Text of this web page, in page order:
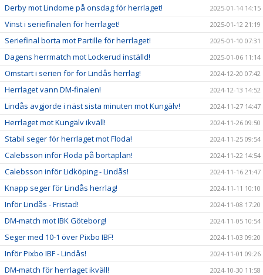
Derby mot Lindome på onsdag för herrlaget! 2025-01-14 14:15
Vinst i seriefinalen för herrlaget! 2025-01-12 21:19
Seriefinal borta mot Partille för herrlaget! 2025-01-10 07:31
Dagens herrmatch mot Lockerud inställd! 2025-01-06 11:14
Omstart i serien för för Lindås herrlag! 2024-12-20 07:42
Herrlaget vann DM-finalen! 2024-12-13 14:52
Lindås avgjorde i näst sista minuten mot Kungälv! 2024-11-27 14:47
Herrlaget mot Kungälv ikväll! 2024-11-26 09:50
Stabil seger för herrlaget mot Floda! 2024-11-25 09:54
Calebsson inför Floda på bortaplan! 2024-11-22 14:54
Calebsson inför Lidköping - Lindås! 2024-11-16 21:47
Knapp seger för Lindås herrlag! 2024-11-11 10:10
Inför Lindås - Fristad! 2024-11-08 17:20
DM-match mot IBK Göteborg! 2024-11-05 10:54
Seger med 10-1 över Pixbo IBF! 2024-11-03 09:20
Inför Pixbo IBF - Lindås! 2024-11-01 09:26
DM-match för herrlaget ikväll! 2024-10-30 11:58